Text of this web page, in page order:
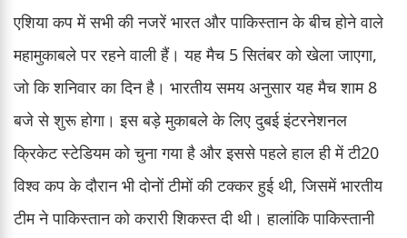
एशिया कप में सभी की नजरें भारत और पाकिस्तान के बीच होने वाले
महामुकाबले पर रहने वाली हैं। यह मैच 5 सितंबर को खेला जाएगा,
जो कि शनिवार का दिन है। भारतीय समय अनुसार यह मैच शाम 8
बजे से शुरू होगा। इस बड़े मुकाबले के लिए दुबई इंटरनेशनल
क्रिकेट स्टेडियम को चुना गया है और इससे पहले हाल ही में टी20
विश्व कप के दौरान भी दोनों टीमों की टक्कर हुई थी, जिसमें भारतीय
टीम ने पाकिस्तान को करारी शिकस्त दी थी। हालांकि पाकिस्तानी